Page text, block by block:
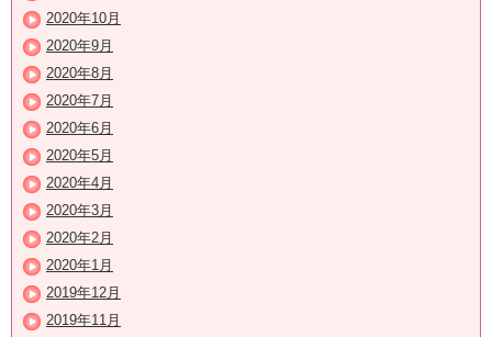
2020年10月
2020年9月
2020年8月
2020年7月
2020年6月
2020年5月
2020年4月
2020年3月
2020年2月
2020年1月
2019年12月
2019年11月